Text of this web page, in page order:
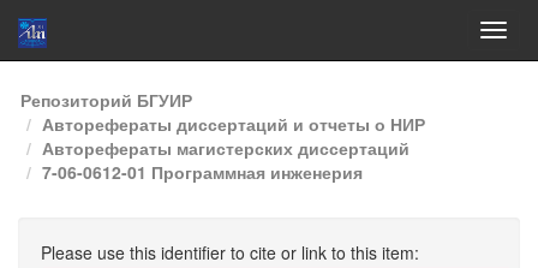
Skip
navigation
Репозиторий БГУИР
Авторефераты диссертаций и отчеты о НИР
Авторефераты магистерских диссертаций
7-06-0612-01 Программная инженерия
Please use this identifier to cite or link to this item: